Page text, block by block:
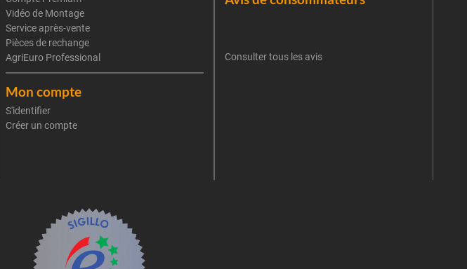
Vidéo de Montage
Service après-vente
Pièces de rechange
AgriEuro Professional
Mon compte
S'identifier
Créer un compte
Consulter tous les avis